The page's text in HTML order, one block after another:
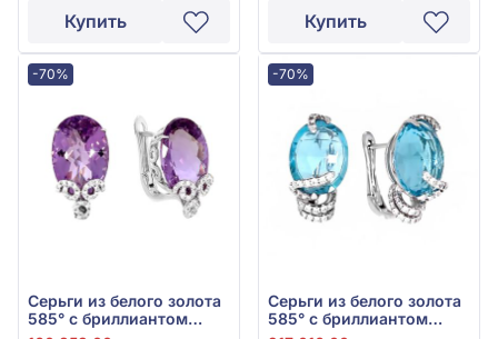
Купить
перламутром 0,84ct, арт.
Купить
-70%
Серьги из белого золота
585° с бриллиантом
-70%
Серьги из белого золота
585° с бриллиантом